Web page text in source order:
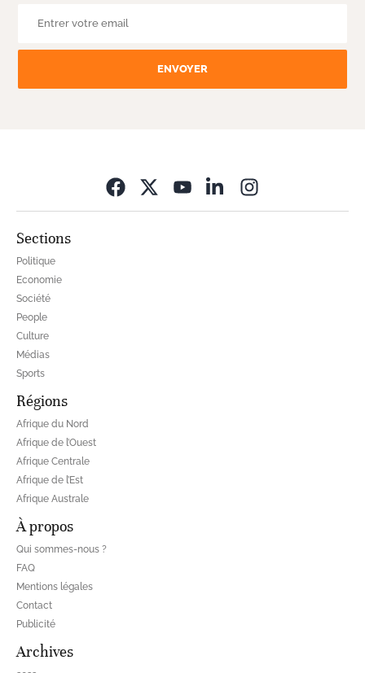
ENVOYER
Sections
Politique
Economie
Société
People
Culture
Médias
Sports
Régions
Afrique du Nord
Afrique de l’Ouest
Afrique Centrale
Afrique de l’Est
Afrique Australe
À propos
Qui sommes-nous ?
FAQ
Mentions légales
Contact
Publicité
Archives